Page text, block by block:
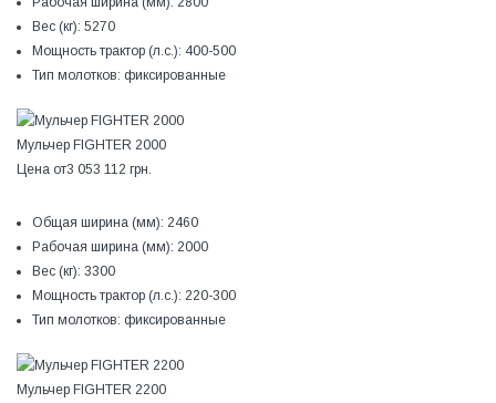
Вес (кг): 5270
Мощность трактор (л.с.): 400-500
Тип молотков: фиксированные
Мульчер FIGHTER 2000
Цена от3 053 112 грн.
Общая ширина (мм): 2460
Рабочая ширина (мм): 2000
Вес (кг): 3300
Мощность трактор (л.с.): 220-300
Тип молотков: фиксированные
Мульчер FIGHTER 2200